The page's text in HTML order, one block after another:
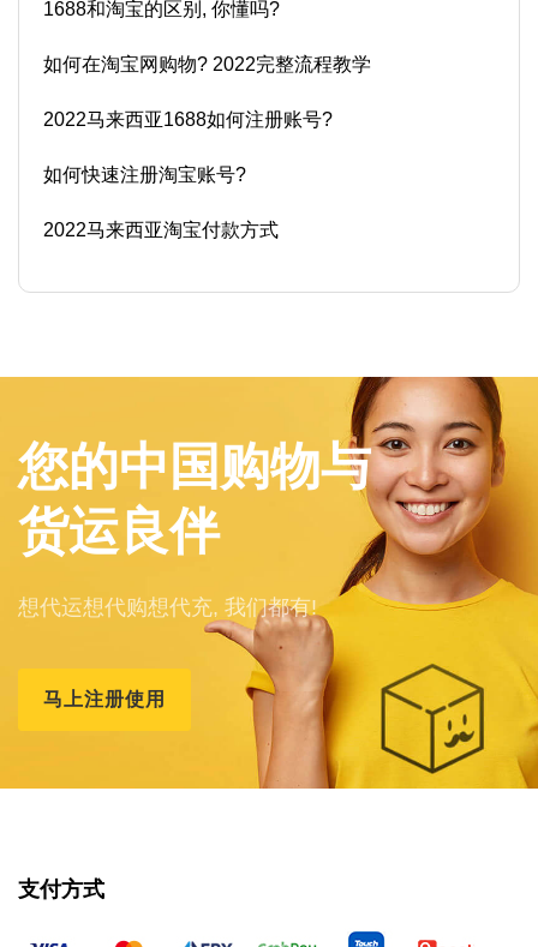
1688和淘宝的区别, 你懂吗?
如何在淘宝网购物? 2022完整流程教学
2022马来西亚1688如何注册账号?
如何快速注册淘宝账号?
2022马来西亚淘宝付款方式
您的中国购物与
货运良伴
想代运想代购想代充, 我们都有!
马上注册使用
支付方式